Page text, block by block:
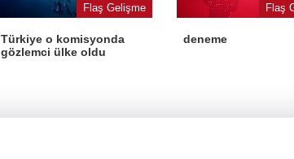
Flaş Gelişme
Türkiye o komisyonda
gözlemci ülke oldu
Flaş
deneme